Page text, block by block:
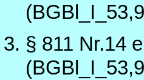
§ 811 Nr.14